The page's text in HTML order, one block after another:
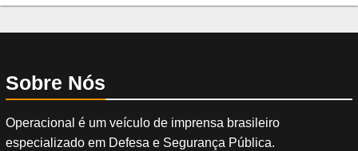
Sobre Nós
Operacional é um veículo de imprensa brasileiro
especializado em Defesa e Segurança Pública.